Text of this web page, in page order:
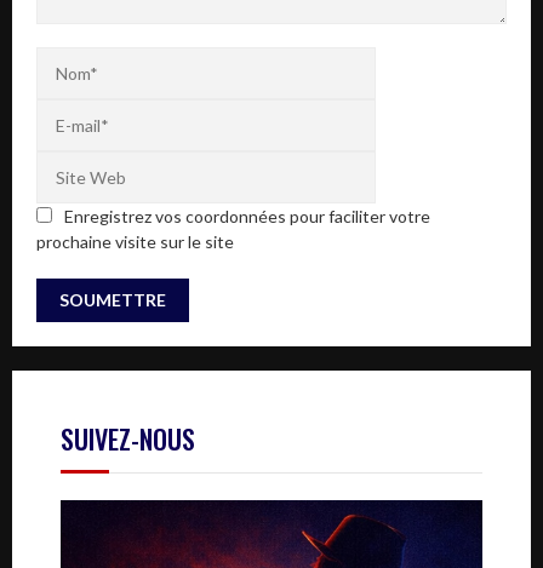
Enregistrez vos coordonnées pour faciliter votre
prochaine visite sur le site
SUIVEZ-NOUS